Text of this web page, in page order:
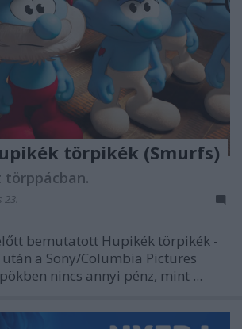
törpikék (Smurfs)
23.
bemutatott Hupikék törpikék -
után a Sony/Columbia Pictures
nincs annyi pénz, mint ...